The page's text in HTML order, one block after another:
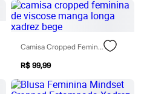
Camisa Cropped Feminina De Viscose Manga Longa Xadrez Bege
R$ 99,99